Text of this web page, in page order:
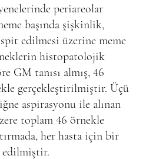
periareolar
başında şişkinlik,
edilmesi üzerine meme
histopatolojik
GM tanısı almış, 46
gerçekleştirilmiştir. Üçü
aspirasyonu ile alınan
toplam 46 örnekle
her hasta için bir
edilmiştir.